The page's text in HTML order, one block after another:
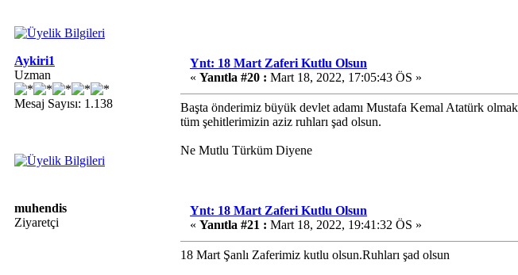
Aykiri1
Uzman
Mesaj Sayısı: 1.138
Ynt: 18 Mart Zaferi Kutlu Olsun
« Yanıtla #20 : Mart 18, 2022, 17:05:43 ÖS »
Başta önderimiz büyük devlet adamı Mustafa Kemal Atatürk
tüm şehitlerimizin aziz ruhları şad olsun.
Ne Mutlu Türküm Diyene
muhendis
Ziyaretçi
Ynt: 18 Mart Zaferi Kutlu Olsun
« Yanıtla #21 : Mart 18, 2022, 19:41:32 ÖS »
18 Mart Şanlı Zaferimiz kutlu olsun.Ruhları şad olsun